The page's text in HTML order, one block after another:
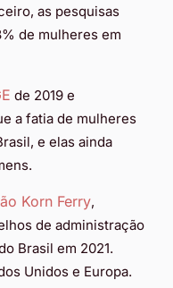
as pesquisas
de mulheres em
de 2019 e
a fatia de mulheres
e elas ainda
Korn Ferry,
de administração
Brasil em 2021.
Unidos e Europa.